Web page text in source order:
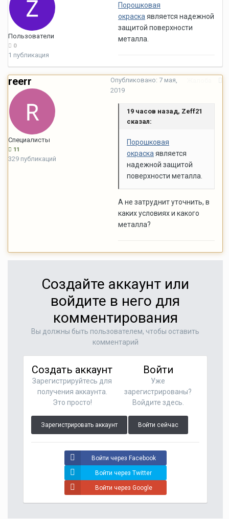
Пользователи
0
1 публикация
Порошковая
окраска является надежной
защитой поверхности
металла.
reerr
Специалисты
11
329 публикаций
Опубликовано: 7 мая,
2019
19 часов назад, Zeff21
сказал:
Порошковая
окраска является
надежной защитой
поверхности металла.
А не затруднит уточнить, в
каких условиях и какого
металла?
Создайте аккаунт или
войдите в него для
комментирования
Вы должны быть пользователем, чтобы оставить
комментарий
Создать аккаунт
Зарегистрируйтесь для
получения аккаунта.
Это просто!
Зарегистрировать аккаунт
Войти
Уже
зарегистрированы?
Войдите здесь.
Войти сейчас
Войти через Facebook
Войти через Twitter
Войти через Google